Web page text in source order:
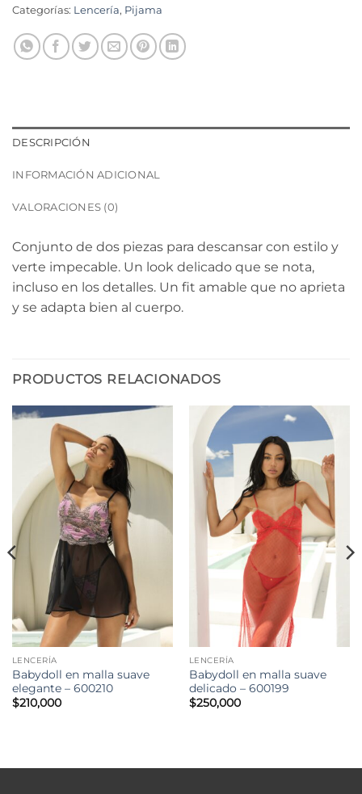
Categorías: Lencería, Pijama
DESCRIPCIÓN
INFORMACIÓN ADICIONAL
VALORACIONES (0)
Conjunto de dos piezas para descansar con estilo y
verte impecable. Un look delicado que se nota,
incluso en los detalles. Un fit amable que no aprieta
y se adapta bien al cuerpo.
PRODUCTOS RELACIONADOS
LENCERÍA
Babydoll en malla suave
elegante – 600210
$210,000
LENCERÍA
Babydoll en malla suave
delicado – 600199
$250,000